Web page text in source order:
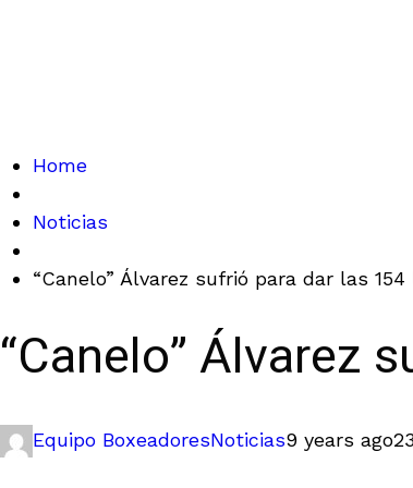
Home
Noticias
“Canelo” Álvarez sufrió para dar las 154
“Canelo” Álvarez
Equipo BoxeadoresNoticias9 years ago